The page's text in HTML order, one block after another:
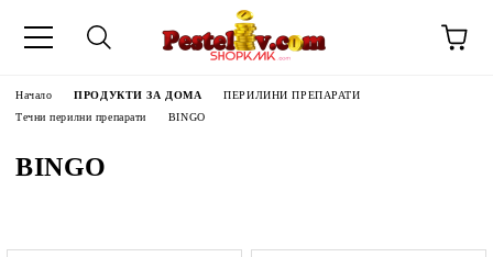
Начало ПРОДУКТИ ЗА ДОМА
ПЕРИЛИНИ ПРЕПАРАТИ
Течни перилни препарати
BINGO
BINGO